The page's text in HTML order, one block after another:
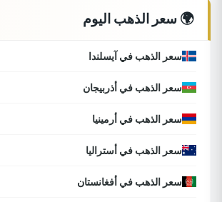
🌍 سعر الذهب اليوم
سعر الذهب في آيسلندا
سعر الذهب في أذربيجان
سعر الذهب في أرمينيا
سعر الذهب في أستراليا
سعر الذهب في أفغانستان